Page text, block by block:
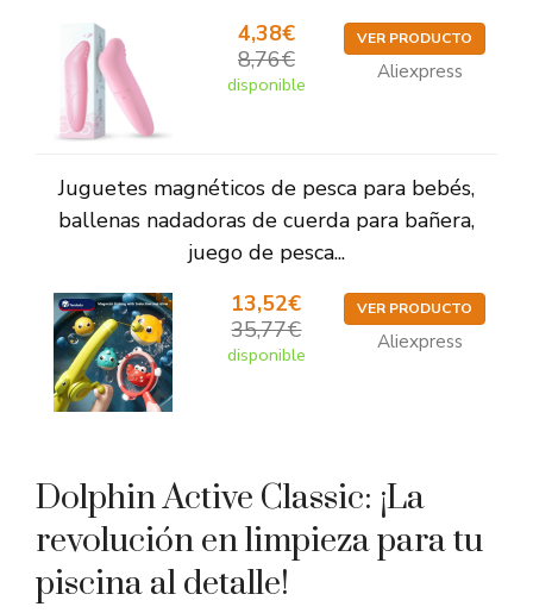
4,38€
8,76€
disponible
VER PRODUCTO
Aliexpress
Juguetes magnéticos de pesca para bebés,
ballenas nadadoras de cuerda para bañera,
juego de pesca...
13,52€
35,77€
disponible
VER PRODUCTO
Aliexpress
Dolphin Active Classic: ¡La
revolución en limpieza para tu
piscina al detalle!